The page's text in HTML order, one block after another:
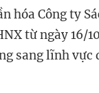
hóa Công ty
từ ngày 16/
sang lĩnh